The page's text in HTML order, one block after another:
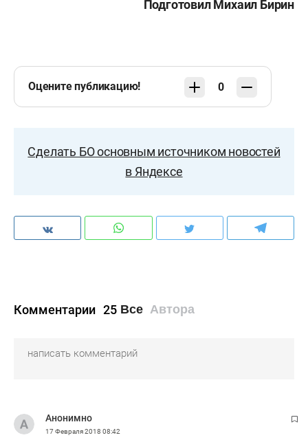
Подготовил Михаил Бирин
Оцените публикацию! 0
Сделать БО основным источником новостей
в Яндексе
Комментарии 25 Все Автора
Анонимно
17 Февраля 2018 08:42